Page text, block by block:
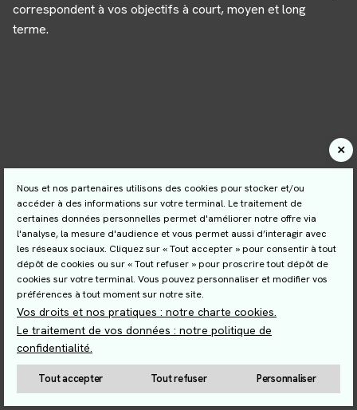
correspondent à vos objectifs à court, moyen et long
terme.
Nous et nos partenaires utilisons des cookies pour stocker et/ou
accéder à des informations sur votre terminal. Le traitement de
certaines données personnelles permet d'améliorer notre offre via
l'analyse, la mesure d'audience et vous permet aussi d’interagir avec
les réseaux sociaux. Cliquez sur « Tout accepter » pour consentir à tout
dépôt de cookies ou sur « Tout refuser » pour proscrire tout dépôt de
cookies sur votre terminal. Vous pouvez personnaliser et modifier vos
préférences à tout moment sur notre site.
Vos droits et nos pratiques : notre charte cookies.
Le traitement de vos données : notre politique de
confidentialité.
Tout accepter Tout refuser Personnaliser